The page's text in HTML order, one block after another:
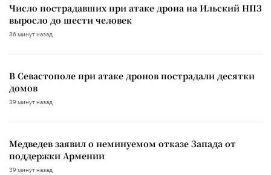
Число пострадавших при атаке дрона на Ильский НПЗ
выросло до шести человек
36 минут назад
В Севастополе при атаке дронов пострадали десятки
домов
39 минут назад
Медведев заявил о неминуемом отказе Запада от
поддержки Армении
39 минут назад